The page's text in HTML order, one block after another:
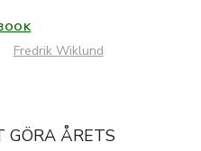
Författare
Fredrik Wiklund
GÖRA ÅRETS